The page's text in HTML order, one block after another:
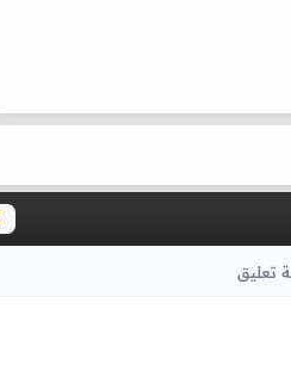
تعليق